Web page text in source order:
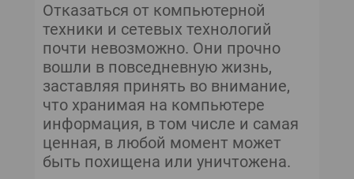
Отказаться от компьютерной
техники и сетевых технологий
почти невозможно. Они прочно
вошли в повседневную жизнь,
заставляя принять во внимание,
что хранимая на компьютере
информация, в том числе и самая
ценная, в любой момент может
быть похищена или уничтожена.